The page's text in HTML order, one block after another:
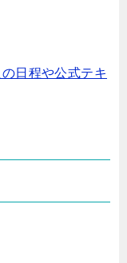
日程や公式テキ